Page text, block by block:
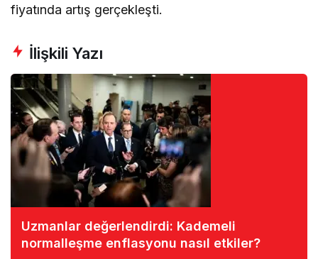
fiyatında artış gerçekleşti.
İlişkili Yazı
Uzmanlar değerlendirdi: Kademeli
normalleşme enflasyonu nasıl etkiler?